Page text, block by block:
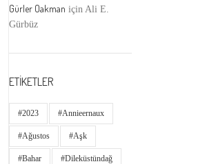
Gürler Oakman için Ali E.
Gürbüz
ETİKETLER
#2023 #annieernaux
#ağustos #aşk
#bahar #dileküstündağ